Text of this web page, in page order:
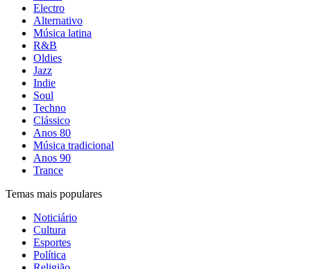
Electro
Alternativo
Música latina
R&B
Oldies
Jazz
Indie
Soul
Techno
Clássico
Anos 80
Música tradicional
Anos 90
Trance
Temas mais populares
Noticiário
Cultura
Esportes
Política